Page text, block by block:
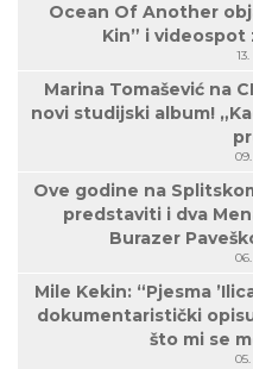
Ocean Of Another
Kin” i videospot
Marina Tomašević na
novi studijski album!
Ove godine na
predstaviti i dva
Burazer
Mile Kekin: “Pjesma
dokumentaristički
što mi se